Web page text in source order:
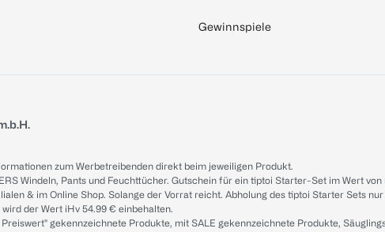
Gewinnspiele
zum Werbetreibenden direkt beim jeweiligen Produkt.
Windeln, Pants und Feuchttücher. Gutschein für ein tiptoi Starter-Set im Wert
& im Online Shop. Solange der Vorrat reicht. Abholung des tiptoi Starter Sets
der Wert iHv 54.99 € einbehalten.
Preiswert" gekennzeichnete Produkte, mit SALE gekennzeichnete Produkte,